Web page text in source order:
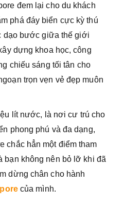
đem lại cho du khách
phá đáy biển cực kỳ thú
dạo bước giữa thế giới
dựng khoa học, công
chiếu sáng tối tân cho
trọn vẹn vẻ đẹp muôn
lít nước, là nơi cư trú cho
phong phú và đa dạng,
chắc hẳn một điểm tham
bạn không nên bỏ lỡ khi đã
dừng chân cho hành
của mình.